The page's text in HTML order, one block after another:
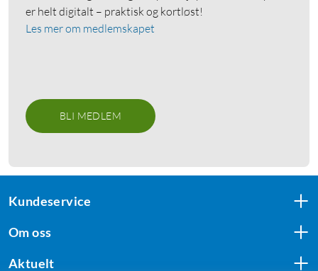
er helt digitalt – praktisk og kortløst!
Les mer om medlemskapet
BLI MEDLEM
Kundeservice
Om oss
Aktuelt